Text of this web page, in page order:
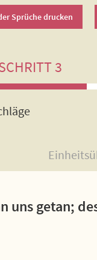
Sprüche drucken
3
uns getan;